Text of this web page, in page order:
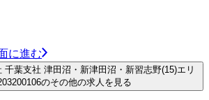
に進む
千葉支社 津田沼・新津田沼・新習志野(15)エリ
のその他の求人を見る